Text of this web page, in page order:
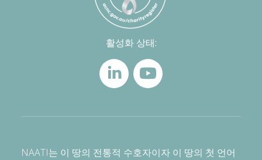
활성화 상태:
NAATI는 이 땅의 전통적 수호자이자 이 땅의 첫 언어